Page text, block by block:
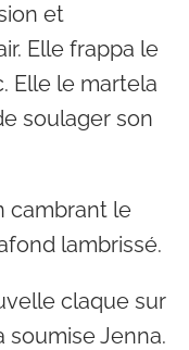
et
Elle frappa le
Elle le martela
soulager son
cambrant le
lambrissé.
claque sur
Jenna.